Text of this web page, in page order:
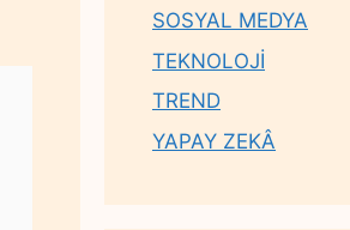
SOSYAL MEDYA
TEKNOLOJİ
TREND
YAPAY ZEKÂ